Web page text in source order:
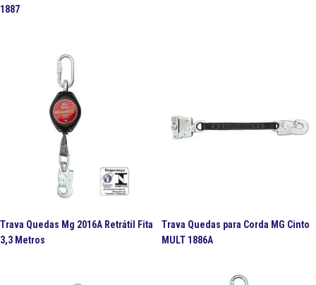
1887
Trava Quedas Mg 2016A Retrátil Fita
3,3 Metros
Trava Quedas para Corda MG Cinto
MULT 1886A